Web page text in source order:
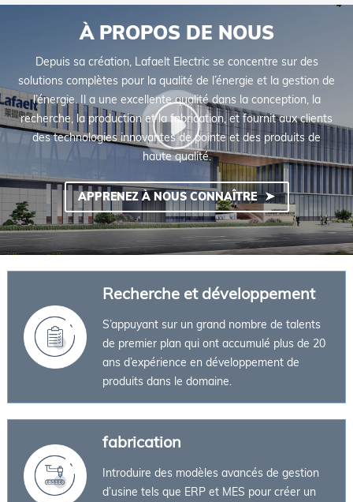
À PROPOS DE NOUS
Depuis sa création, Lafaelt Electric se concentre sur des
solutions complètes pour la qualité de l’énergie et la gestion de
l’énergie. Il a une excellente qualité dans la conception, la
recherche, la production et la fabrication, et fournit aux clients
des technologies innovantes de pointe et des produits de
haute qualité.
APPRENEZ À NOUS CONNAÎTRE
Recherche et développement
S’appuyant sur un grand nombre de talents
de premier plan qui ont accumulé plus de 20
ans d’expérience en développement de
produits dans le domaine.
fabrication
Introduire des modèles avancés de gestion
d’usine tels que ERP et MES pour créer un